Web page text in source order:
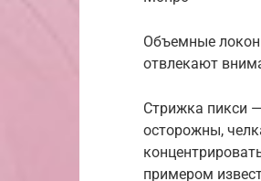
Объемные
отвлекают
Стрижка пикси
осторожны,
примером